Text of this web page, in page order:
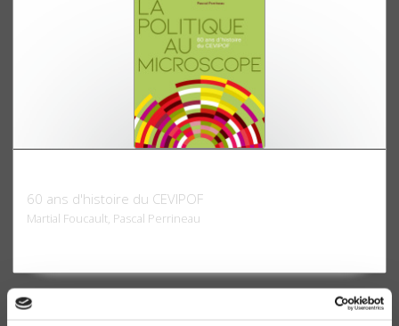
60 ans d'histoire du CEVIPOF
Martial Foucault, Pascal Perrineau